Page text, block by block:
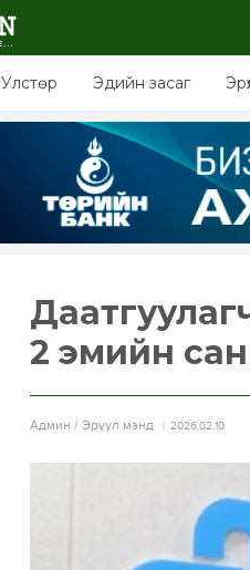
Улстөр Эдийн засаг
2 эмийн
Aдмин / Эрүүл мэнд 2026.02.10